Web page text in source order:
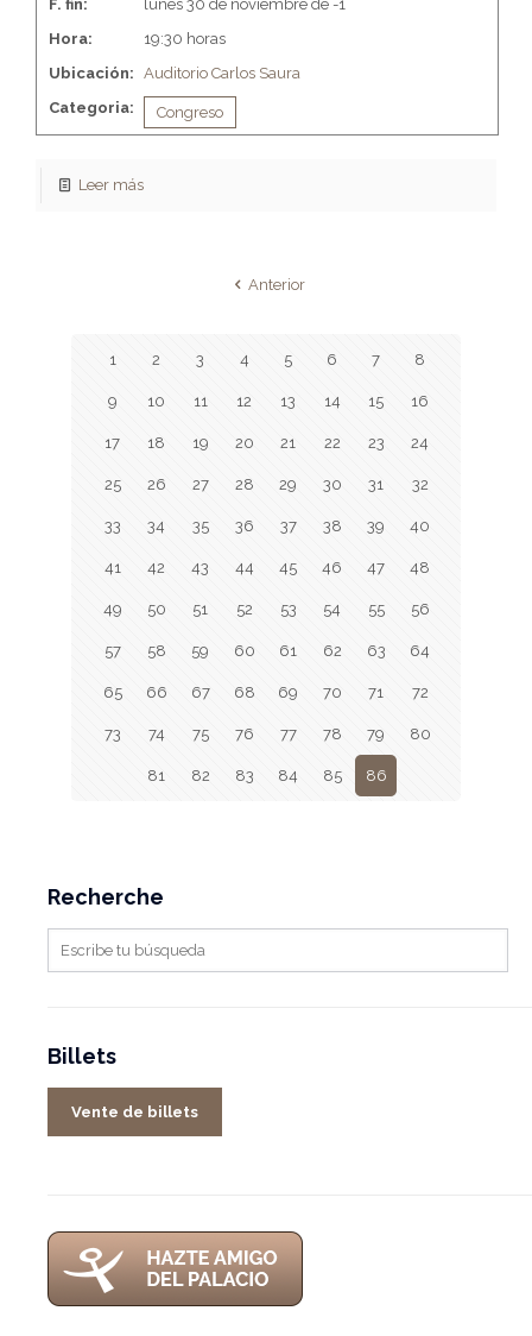
F. fin:
lunes 30 de noviembre de -1
Hora:
19:30 horas
Ubicación: Auditorio Carlos Saura
Categoria:
Congreso
Leer más
Anterior
1 2 3 4 5 6 7 8
9 10 11 12 13 14 15 16
17 18 19 20 21 22 23 24
25 26 27 28 29 30 31 32
33 34 35 36 37 38 39 40
41 42 43 44 45 46 47 48
49 50 51 52 53 54 55 56
57 58 59 60 61 62 63 64
65 66 67 68 69 70 71 72
73 74 75 76 77 78 79 80
81 82 83 84 85 86
Recherche
Billets
Vente de billets